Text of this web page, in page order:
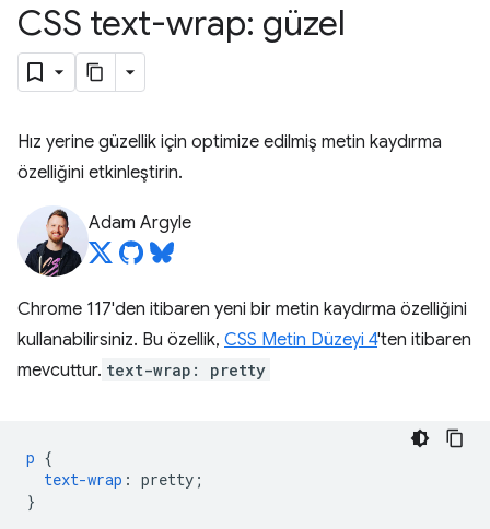
CSS text-wrap: güzel
Hız yerine güzellik için optimize edilmiş metin kaydırma
özelliğini etkinleştirin.
Adam Argyle
Chrome 117'den itibaren yeni bir metin kaydırma özelliğini
kullanabilirsiniz. Bu özellik, CSS Metin Düzeyi 4'ten itibaren
mevcuttur. text-wrap: pretty
p {
text-wrap : pretty ;
}